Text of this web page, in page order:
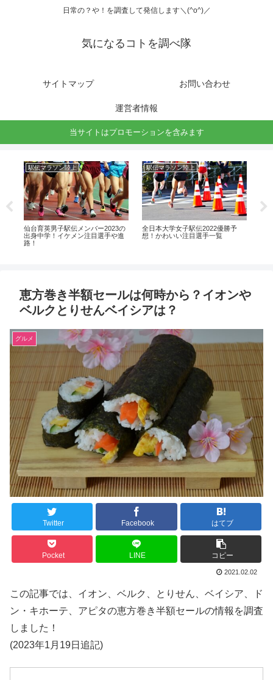
日常の？や！を調査して発信します＼(^o^)／
気になるコトを調べ隊
サイトマップ お問い合わせ
運営者情報
当サイトはプロモーションを含みます
駅伝マラソン陸上
仙台育英男子駅伝メンバー2023の
出身中学！イケメン注目選手や進
路！
駅伝マラソン陸上
全日本大学女子駅伝2022優勝予
想！かわいい注目選手一覧
恵方巻き半額セールは何時から？イオンや
ベルクとりせんベイシアは？
グルメ
Twitter Facebook はてブ
Pocket LINE コピー
2021.02.02
この記事では、イオン、ベルク、とりせん、ベイシア、ド
ン・キホーテ、アピタの恵方巻き半額セールの情報を調査
しました！
(2023年1月19日追記)